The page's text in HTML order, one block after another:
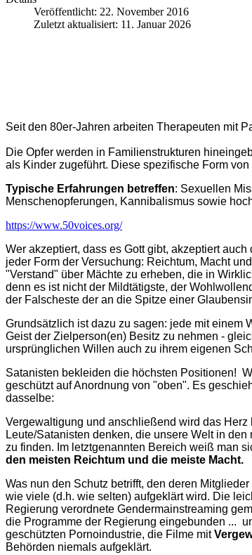
Veröffentlicht: 22. November 2016
Zuletzt aktualisiert: 11. Januar 2026
Seit den 80er-Jahren arbeiten Therapeuten mit
Die Opfer werden in Familienstrukturen
als Kinder zugeführt. Diese spezifische Form
Typische Erfahrungen betreffen: Sexuellen
Menschenopferungen, Kannibalismus sowie
https://www.50voices.org/
Wer akzeptiert, dass es Gott gibt, akzeptiert
jeder Form der Versuchung: Reichtum, Macht
"Verstand" über Mächte zu erheben, die in
denn es ist nicht der Mildtätigste, der
der Falscheste der an die Spitze einer
Grundsätzlich ist dazu zu sagen: jede mit einem
Geist der Zielperson(en) Besitz zu nehmen -
ursprünglichen Willen auch zu ihrem eigenen
Satanisten bekleiden die höchsten Positionen!
geschützt auf Anordnung von "oben". Es
dasselbe:
Vergewaltigung und anschließend wird das
Leute/Satanisten denken, die unsere Welt in
zu finden. Im letztgenannten Bereich weiß man
den meisten Reichtum und die meiste Macht.
Was nun den Schutz betrifft, den deren
wie viele (d.h. wie selten) aufgeklärt wird. Die
Regierung verordnete Gendermainstreaming
die Programme der Regierung eingebunden ...
geschützten Pornoindustrie, die Filme mit
Behörden niemals aufgeklärt.